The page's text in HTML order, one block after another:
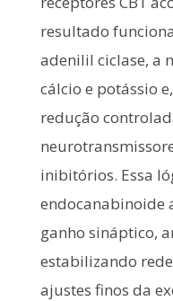
resultado
adenilil ciclase, a
cálcio e potássio
redução
inibitórios. Essa
endocanabinoide
ganho sináptico,
estabilizando
ajustes finos da